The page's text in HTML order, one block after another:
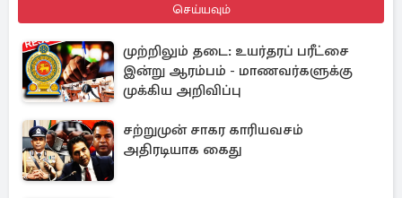
செய்யவும்
முற்றிலும் தடை: உயர்தரப் பரீட்சை
இன்று ஆரம்பம் - மாணவர்களுக்கு
முக்கிய அறிவிப்பு
சற்றுமுன் சாகர காரியவசம்
அதிரடியாக கைது